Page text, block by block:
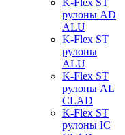
K-Flex ST
рулоны AD
ALU
K-Flex ST
рулоны
ALU
K-Flex ST
рулоны AL
CLAD
K-Flex ST
рулоны IC